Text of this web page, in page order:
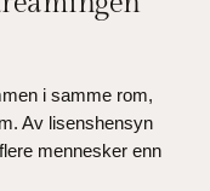
i samme rom,
Av lisenshensyn
mennesker enn